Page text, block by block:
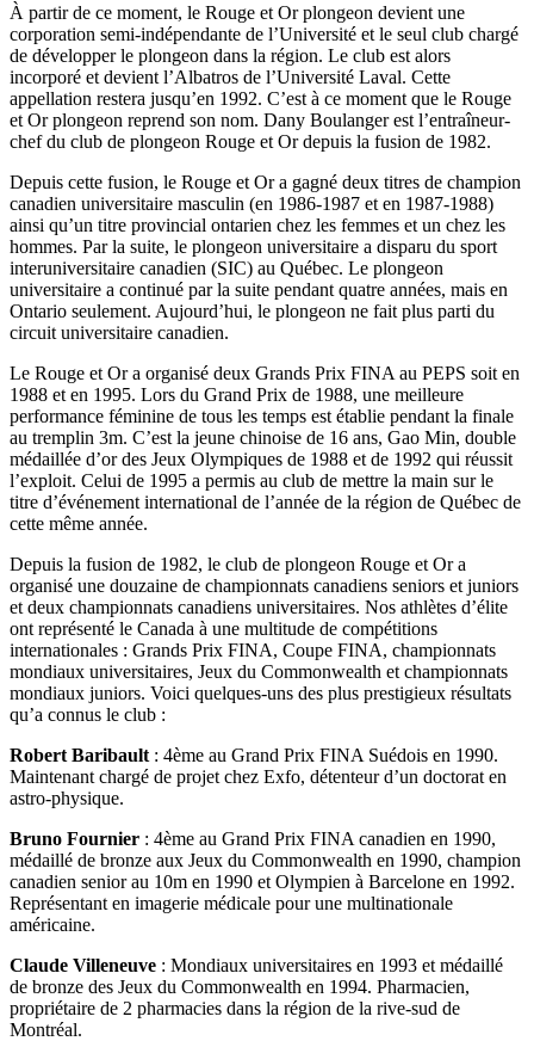
À partir de ce moment, le Rouge et Or plongeon devient une
corporation semi-indépendante de l’Université et le seul club chargé
de développer le plongeon dans la région. Le club est alors
incorporé et devient l’Albatros de l’Université Laval. Cette
appellation restera jusqu’en 1992. C’est à ce moment que le Rouge
et Or plongeon reprend son nom. Dany Boulanger est l’entraîneur-
chef du club de plongeon Rouge et Or depuis la fusion de 1982.
Depuis cette fusion, le Rouge et Or a gagné deux titres de champion
canadien universitaire masculin (en 1986-1987 et en 1987-1988)
ainsi qu’un titre provincial ontarien chez les femmes et un chez les
hommes. Par la suite, le plongeon universitaire a disparu du sport
interuniversitaire canadien (SIC) au Québec. Le plongeon
universitaire a continué par la suite pendant quatre années, mais en
Ontario seulement. Aujourd’hui, le plongeon ne fait plus parti du
circuit universitaire canadien.
Le Rouge et Or a organisé deux Grands Prix FINA au PEPS soit en
1988 et en 1995. Lors du Grand Prix de 1988, une meilleure
performance féminine de tous les temps est établie pendant la finale
au tremplin 3m. C’est la jeune chinoise de 16 ans, Gao Min, double
médaillée d’or des Jeux Olympiques de 1988 et de 1992 qui réussit
l’exploit. Celui de 1995 a permis au club de mettre la main sur le
titre d’événement international de l’année de la région de Québec de
cette même année.
Depuis la fusion de 1982, le club de plongeon Rouge et Or a
organisé une douzaine de championnats canadiens seniors et juniors
et deux championnats canadiens universitaires. Nos athlètes d’élite
ont représenté le Canada à une multitude de compétitions
internationales : Grands Prix FINA, Coupe FINA, championnats
mondiaux universitaires, Jeux du Commonwealth et championnats
mondiaux juniors. Voici quelques-uns des plus prestigieux résultats
qu’a connus le club :
Robert Baribault : 4ème au Grand Prix FINA Suédois en 1990.
Maintenant chargé de projet chez Exfo, détenteur d’un doctorat en
astro-physique.
Bruno Fournier : 4ème au Grand Prix FINA canadien en 1990,
médaillé de bronze aux Jeux du Commonwealth en 1990, champion
canadien senior au 10m en 1990 et Olympien à Barcelone en 1992.
Représentant en imagerie médicale pour une multinationale
américaine.
Claude Villeneuve : Mondiaux universitaires en 1993 et médaillé
de bronze des Jeux du Commonwealth en 1994. Pharmacien,
propriétaire de 2 pharmacies dans la région de la rive-sud de
Montréal.